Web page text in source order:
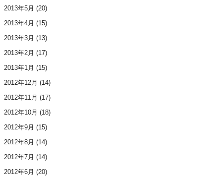
2013年5月 (20)
2013年4月 (15)
2013年3月 (13)
2013年2月 (17)
2013年1月 (15)
2012年12月 (14)
2012年11月 (17)
2012年10月 (18)
2012年9月 (15)
2012年8月 (14)
2012年7月 (14)
2012年6月 (20)